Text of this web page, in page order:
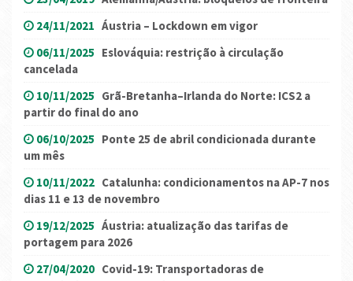
24/11/2021 Áustria – Lockdown em vigor
06/11/2025 Eslováquia: restrição à circulação
cancelada
10/11/2025 Grã-Bretanha–Irlanda do Norte: ICS2 a
partir do final do ano
06/10/2025 Ponte 25 de abril condicionada durante
um mês
10/11/2022 Catalunha: condicionamentos na AP-7 nos
dias 11 e 13 de novembro
19/12/2025 Áustria: atualização das tarifas de
portagem para 2026
27/04/2020 Covid-19: Transportadoras de